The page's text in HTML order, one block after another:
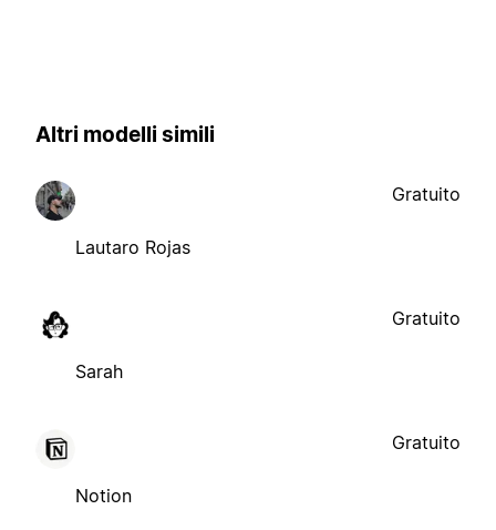
Altri modelli simili
Lautaro Rojas
Gratuito
Sarah
Gratuito
Notion
Gratuito